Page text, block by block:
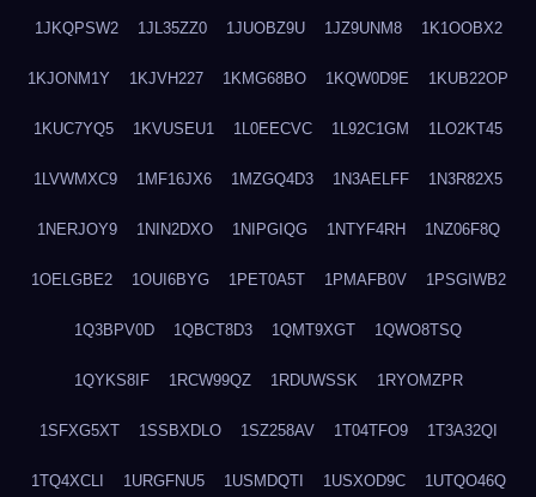
1JKQPSW2 1JL35ZZ0 1JUOBZ9U 1JZ9UNM8 1K1OOBX2
1KJONM1Y 1KJVH227 1KMG68BO 1KQW0D9E 1KUB22OP
1KUC7YQ5 1KVUSEU1 1L0EECVC 1L92C1GM 1LO2KT45
1LVWMXC9 1MF16JX6 1MZGQ4D3 1N3AELFF 1N3R82X5
1NERJOY9 1NIN2DXO 1NIPGIQG 1NTYF4RH 1NZ06F8Q
1OELGBE2 1OUI6BYG 1PET0A5T 1PMAFB0V 1PSGIWB2
1Q3BPV0D 1QBCT8D3 1QMT9XGT 1QWO8TSQ
1QYKS8IF 1RCW99QZ 1RDUWSSK 1RYOMZPR
1SFXG5XT 1SSBXDLO 1SZ258AV 1T04TFO9 1T3A32QI
1TQ4XCLI 1URGFNU5 1USMDQTI 1USXOD9C 1UTQO46Q